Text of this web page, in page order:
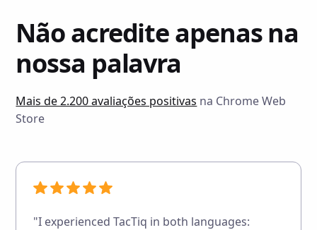
Não acredite apenas na
nossa palavra
Mais de 2.200 avaliações positivas na Chrome Web
Store
"I experienced TacTiq in both languages: